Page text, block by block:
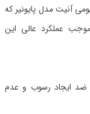
آنیت مدل پایونیر که
عملکرد عالی این
ضد ایجاد رسوب و عدم